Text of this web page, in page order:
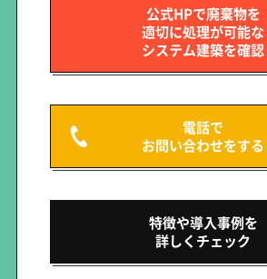
公式HPで廃棄物を
適切に処理が可能な
システム建築を確認
電話で
お問い合わせをする
特徴や導入事例を
詳しくチェック